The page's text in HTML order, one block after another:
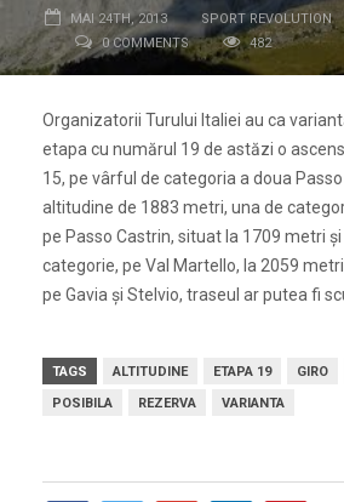
MAI 24TH, 2013 SPORT REVOLUTION
0 COMMENTS
482
Organizatorii Turului Italiei au ca
etapa cu numărul 19 de astăzi o
15, pe vârful de categoria a doua
altitudine de 1883 metri, una de
pe Passo Castrin, situat la 1709 metri
categorie, pe Val Martello, la 2059
pe Gavia și Stelvio, traseul ar putea fi
TAGS ALTITUDINE ETAPA 19 GIRO
POSIBILA
REZERVA VARIANTA